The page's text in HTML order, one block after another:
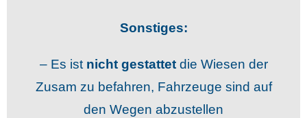
Sonstiges:
– Es istnicht gestattetdie Wiesen der
Zusam zu befahren, Fahrzeuge sind auf
den Wegen abzustellen